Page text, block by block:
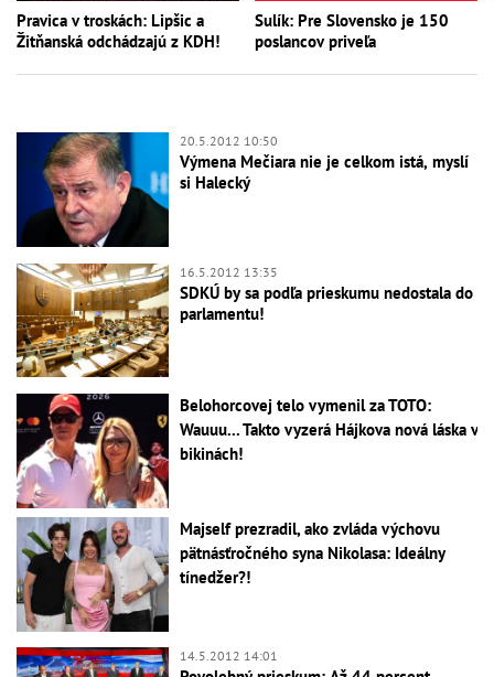
Pravica v troskách: Lipšic a
Žitňanská odchádzajú z KDH!
Sulík: Pre Slovensko je 150
poslancov priveľa
20.5.2012 10:50
Výmena Mečiara nie je celkom istá, myslí
si Halecký
16.5.2012 13:35
SDKÚ by sa podľa prieskumu nedostala do
parlamentu!
Belohorcovej telo vymenil za TOTO:
Wauuu... Takto vyzerá Hájkova nová láska v
bikinách!
Majself prezradil, ako zvláda výchovu
pätnásťročného syna Nikolasa: Ideálny
tínedžer?!
14.5.2012 14:01